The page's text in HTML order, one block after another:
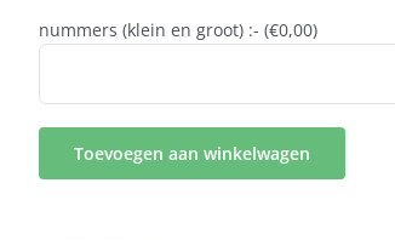
nummers (klein en groot) :- (€0,00)
Toevoegen aan winkelwagen